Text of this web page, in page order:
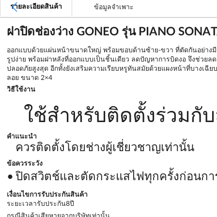
รายละเอียดสินค้า ข้อมูลจำเพาะ
ฝาปิดช่องว่าง GONEO รุ่น PIANO
ออกแบบด้วยแผ่นหน้าขนาดใหญ่ พร้อมขอบด้านซ้าย-ขวา ที่ตัดกันอย่างมี
รูปง่าย พร้อมฝาหลังที่ออกแบบเป็นชิ้นเดียว ลดปัญหาการบิดงอ จึงช่วยล
ปลอดภัยสูงสุด อีกทั้งยังเสริมความเรียบหรูทันสมัยด้วยแผงหน้าที่บางเฉี
ลอย ขนาด 2×4
วิธีใช้งาน
ใช้สำหรับติดตั้งร่วมกั
คำแนะนำ
ควรติดตั้งโดยช่างผู้เชี่ยวชาญเท่านั้น
ข้อควรระวัง
ปิดสวิตช์และตัดกระแสไฟทุกครั้งก่อนกา
เงื่อนไขการรับประกันสินค้า
ระยะเวลารับประกัน8ปี